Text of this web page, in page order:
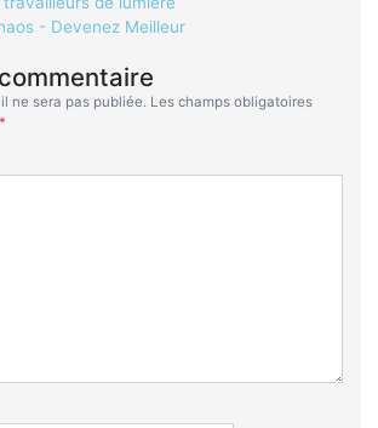
- Devenez Meilleur
ne sera pas publiée. Les champs obligatoires
*